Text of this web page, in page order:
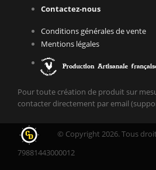
Contactez-nous
Conditions générales de vente
Mentions légales
Pour toute création de produit sur
contacter directement par email
© Copyright 2026. Tous
79881443000012